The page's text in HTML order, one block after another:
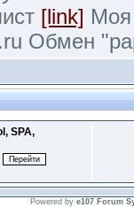
[link] Моя
Обмен
SPA,
Powered by e107 Forum